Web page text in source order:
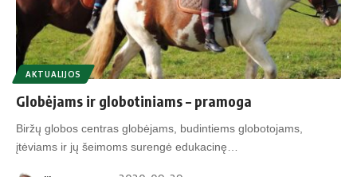
AKTUALIJOS
Globėjams ir globotiniams – pramoga
Biržų globos centras globėjams, budintiems globotojams,
įtėviams ir jų šeimoms surengė edukacinę…